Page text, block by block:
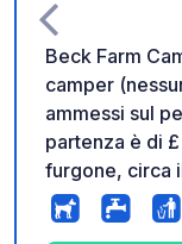
Beck Farm
camper
ammessi sul
partenza è di
furgone, circa
Tenby.